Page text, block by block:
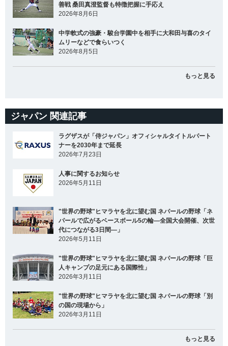
善戦 桑田真澄監督も特徴把握に手応え
2026年8月6日
中学軟式の強豪・駿台学園中を相手に大和田与喜のタイ
ムリーなどで食らいつく
2026年8月5日
もっと見る
ジャパン 関連記事
ラグザスが「侍ジャパン」オフィシャルタイトルパート
ナーを2030年まで延長
2026年7月23日
人事に関するお知らせ
2026年5月11日
"世界の野球"ヒマラヤを北に望む国 ネパールの野球「ネ
パールで広がるベースボール5の輪―全国大会開催、次世
代につながる3日間―」
2026年5月11日
"世界の野球"ヒマラヤを北に望む国 ネパールの野球「巨
人キャンプの足元にある国際性」
2026年3月11日
"世界の野球"ヒマラヤを北に望む国 ネパールの野球「別
の国の現場から」
2026年3月11日
もっと見る